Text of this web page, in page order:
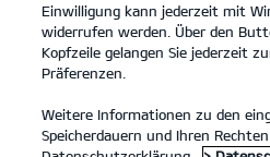
Einwilligung kann jederzeit mit
widerrufen werden. Über den
Kopfzeile gelangen Sie jederzeit
Präferenzen.
Weitere Informationen zu den
Speicherdauern und Ihren